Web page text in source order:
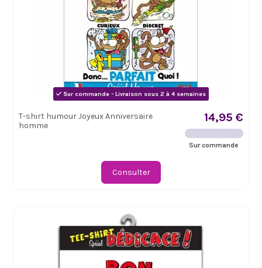
Sur commande - Livraison sous 2 à 4 semaines
T-shirt humour Joyeux Anniversaire
homme
14,95 €
Sur commande
Consulter